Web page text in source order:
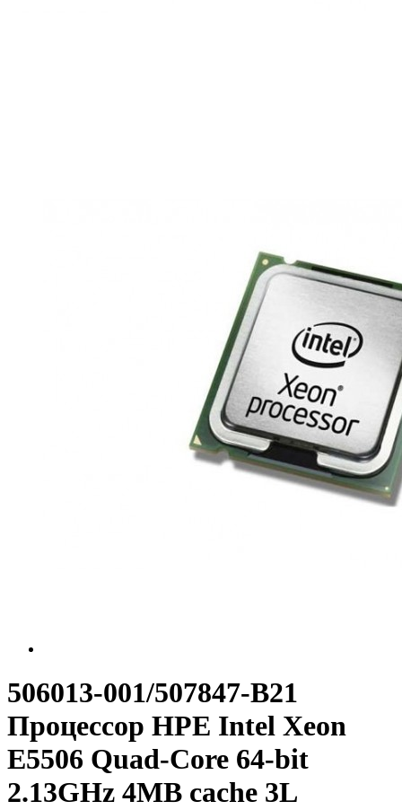
506013-001/507847-B21
Процессор HPE Intel Xeon
E5506 Quad-Core 64-bit
2.13GHz 4MB cache 3L